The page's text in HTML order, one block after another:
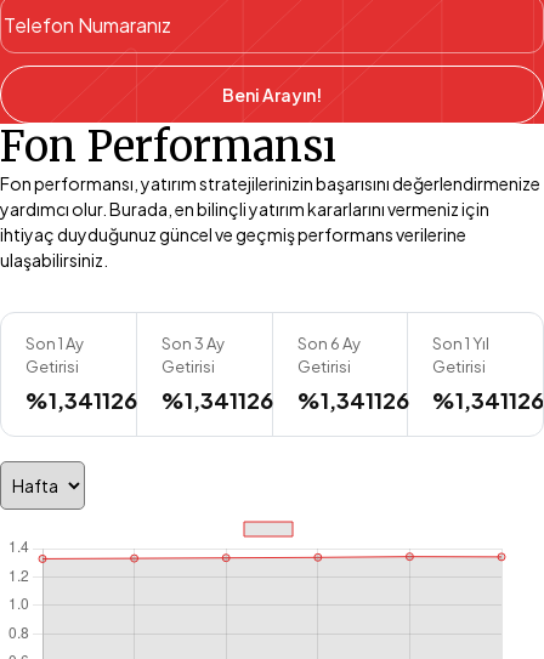
Beni Arayın!
Fon Performansı
Fon performansı, yatırım stratejilerinizin başarısını değerlendirmenize
yardımcı olur. Burada, en bilinçli yatırım kararlarını vermeniz için
ihtiyaç duyduğunuz güncel ve geçmiş performans verilerine
ulaşabilirsiniz.
Son 1 Ay
Getirisi
%1,341126
Son 3 Ay
Getirisi
%1,341126
Son 6 Ay
Getirisi
%1,341126
Son 1 Yıl
Getirisi
%1,341126